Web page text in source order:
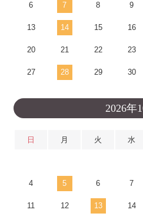
6 7 8 9
13 14 15 16
20 21 22 23
27 28 29 30
2026年
日 月 火 水
4 5 6 7
11 12 13 14